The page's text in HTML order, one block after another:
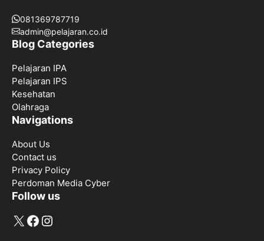
081369787719
admin@pelajaran.co.id
Blog Categories
Pelajaran IPA
Pelajaran IPS
Kesehatan
Olahraga
Navigations
About Us
Contact us
Privacy Policy
Perdoman Media Cyber
Follow us
X Facebook
Instagram